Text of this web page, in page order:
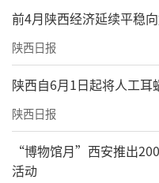
前4月陕西经济延续平稳
陕西日报
陕西自6月1日起将人工耳
陕西日报
“博物馆月”西安推出
活动